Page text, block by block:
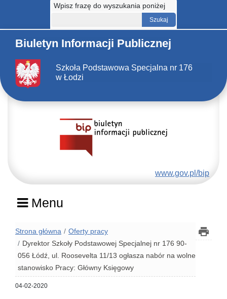
Wpisz frazę do wyszukania poniżej
Biuletyn Informacji Publicznej
Szkoła Podstawowa Specjalna nr 176
w Łodzi
www.gov.pl/bip
Menu
Strona główna
Oferty pracy
Dyrektor Szkoły Podstawowej Specjalnej nr 176 90-
056 Łódź, ul. Roosevelta 11/13 ogłasza nabór na wolne
stanowisko Pracy: Główny Księgowy
04-02-2020